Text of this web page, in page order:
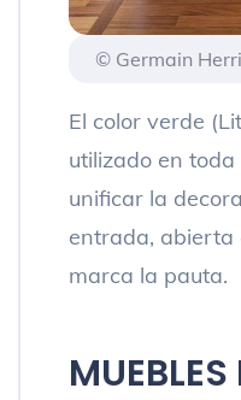
© Germain
El color verde
utilizado en
unificar la
entrada, abierta
marca la pauta.
MUEBLES